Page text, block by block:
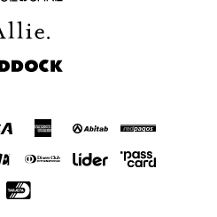
Allie
Paddock